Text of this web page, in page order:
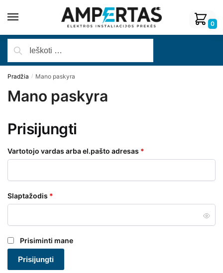
0
Pradžia / Mano paskyra
Mano paskyra
Prisijungti
Vartotojo vardas arba el.pašto adresas *
Slaptažodis *
Prisiminti mane
Prisijungti